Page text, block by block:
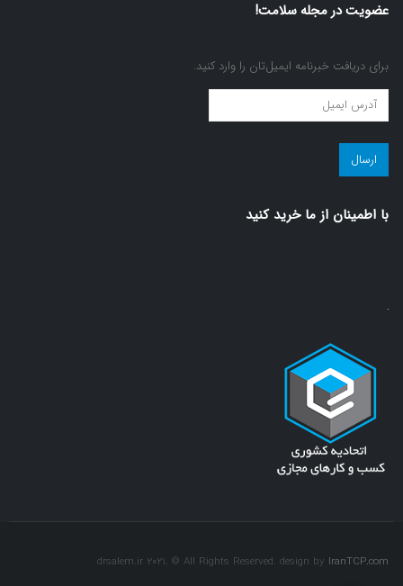
عضویت در مجله سلامت!
برای دریافت خبرنامه ایمیل‌تان را وارد کنید.
عضویت
در
مجله
سلامت!
با اطمينان از ما خريد كنيد
drsalem.ir 2021. © All Rights Reserved. design by IranTCP.com